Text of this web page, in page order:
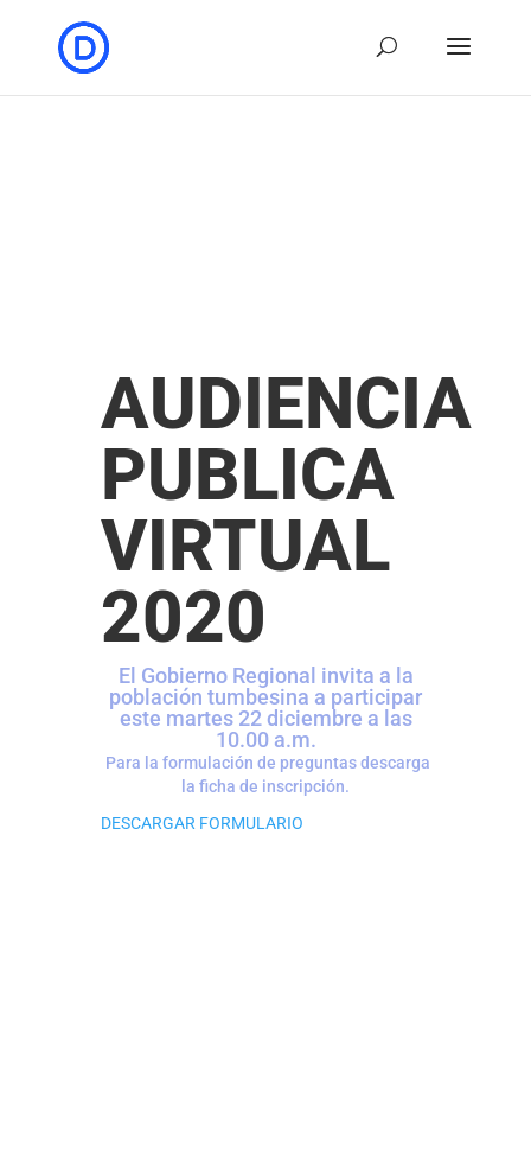
AUDIENCIA
PUBLICA
VIRTUAL
2020
El Gobierno Regional invita a la
población tumbesina a participar
este martes 22 diciembre a las
10.00 a.m.
Para la formulación de preguntas descarga
la ficha de inscripción.
DESCARGAR FORMULARIO